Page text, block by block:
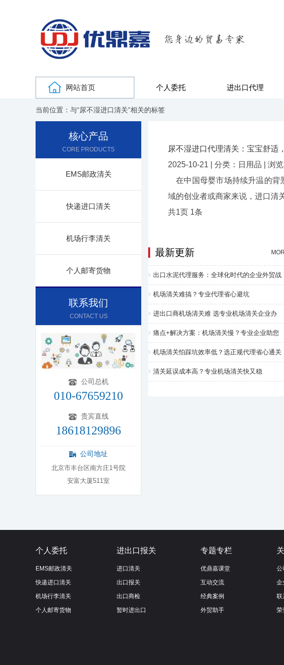
网站首页 个人委托 进出口代理
当前位置：与“尿不湿进口清关”相关的标签
核心产品
CORE PRODUCTS
EMS邮政清关
快递进口清关
机场行李清关
个人邮寄货物
联系我们
CONTACT US
公司总机
010-67659210
贵宾直线
18618129896
公司地址
北京市丰台区南方庄1号院
安富大厦511室
尿不湿进口代理清关：宝宝舒适
2025-10-21 | 分类：日用品 | 浏
在中国母婴市场持续升温的背
域的创业者或商家来说，进口清
共1页 1条
最新更新
出口水泥代理服务：全球化时代的企业外贸战
机场清关难搞？专业代理省心避坑
进出口商机场清关难 选专业机场清关企业办
痛点+解决方案：机场清关慢？专业企业助您
机场清关怕踩坑效率低？选正规代理省心通关
清关延误成本高？专业机场清关快又稳
个人委托
EMS邮政清关
快递进口清关
机场行李清关
个人邮寄货物
进出口报关
进口清关
出口报关
出口商检
暂时进出口
专题专栏
优鼎嘉课堂
互动交流
经典案例
外贸助手
公
企
联
荣